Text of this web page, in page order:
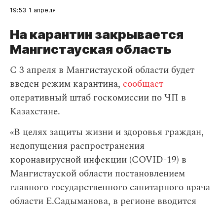
19:53 1 апреля
На карантин закрывается
Мангистауская область
С 3 апреля в Мангистауской области будет
введен режим карантина, сообщает
оперативный штаб госкомиссии по ЧП в
Казахстане.
«В целях защиты жизни и здоровья граждан,
недопущения распространения
коронавирусной инфекции (COVID-19) в
Мангистауской области постановлением
главного государственного санитарного врача
области Е.Садыманова, в регионе вводится